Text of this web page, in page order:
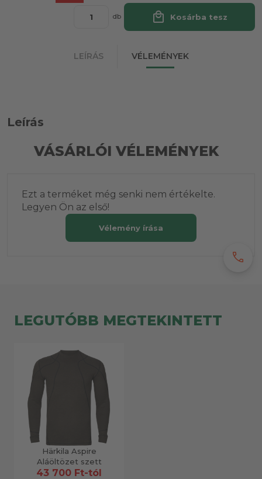
db local_mall Kosárba tesz
LEÍRÁS VÉLEMÉNYEK
Leírás
VÁSÁRLÓI VÉLEMÉNYEK
Ezt a terméket még senki nem értékelte.
Legyen Ön az első!
Vélemény írása
LEGUTÓBB MEGTEKINTETT
Härkila Aspire
Aláöltözet szett
43 700 Ft-tól
call